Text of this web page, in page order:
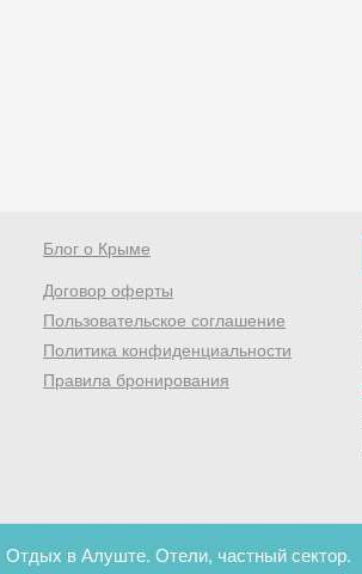
Блог о Крыме
Договор оферты
Пользовательское соглашение
Политика конфиденциальности
Правила бронирования
Отдых в Алуште. Отели, частный сектор.